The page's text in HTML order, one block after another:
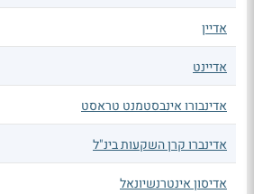
אדיין
אדיינט
אדינבורו אינבסטמנט טראסט
אדינברו קרן השקעות בינ"ל
אדיסון אינטרנשיונאל